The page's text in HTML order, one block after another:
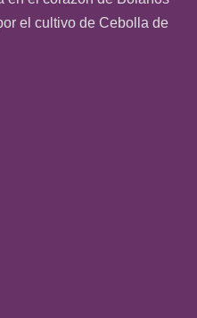
el cultivo de Cebolla de